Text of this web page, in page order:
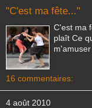
"C'est ma fête..."
C'est ma
plaît Ce
16 commentaires:
4 août 2010